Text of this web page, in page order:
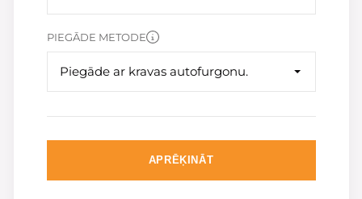
PIEGĀDE METODE
Piegāde ar kravas autofurgonu.
APRĒĶINĀT